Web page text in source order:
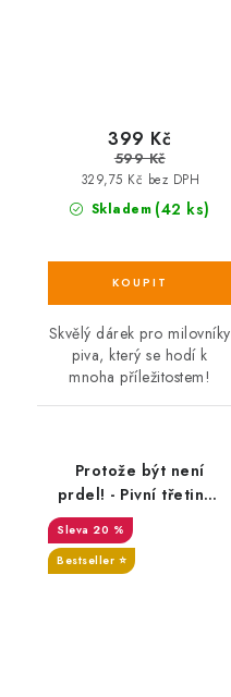
Skladem (42 ks)
329,75 Kč bez DPH
399 Kč
599 Kč
Skvělý dárek pro milovníky
piva, který se hodí k
mnoha příležitostem!
Protože být není
prdel! - Pivní třetinka
0,3 L, se jménem
20 %
Bestseller ⭐️